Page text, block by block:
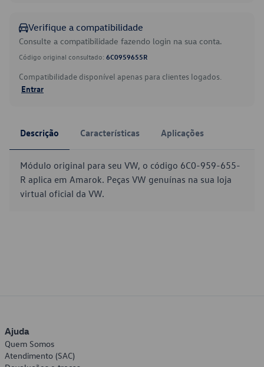
Verifique a compatibilidade
Consulte a compatibilidade fazendo login na sua conta.
Código original consultado: 6C0959655R
Compatibilidade disponível apenas para clientes logados.
Entrar
Descrição Características Aplicações
Módulo original para seu VW, o código 6C0-959-655-
R aplica em Amarok. Peças VW genuínas na sua loja
virtual oficial da VW.
Ajuda
Quem Somos
Atendimento (SAC)